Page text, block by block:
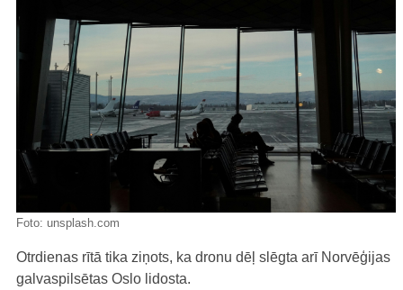
Foto: unsplash.com
Otrdienas rītā tika ziņots, ka dronu dēļ slēgta arī Norvēģijas
galvaspilsētas Oslo lidosta.